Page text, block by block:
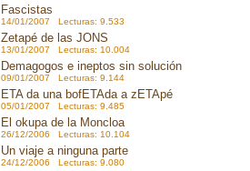
Fascistas
14/01/2007 Lecturas: 9.533
Zetapé de las JONS
13/01/2007 Lecturas: 10.004
Demagogos e ineptos sin solución
09/01/2007 Lecturas: 9.144
ETA da una bofETAda a zETApé
05/01/2007 Lecturas: 9.485
El okupa de la Moncloa
26/12/2006 Lecturas: 10.104
Un viaje a ninguna parte
24/12/2006 Lecturas: 9.080